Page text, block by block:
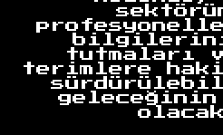
bilgilerini
tutmaları
terimlere
geleceğinin